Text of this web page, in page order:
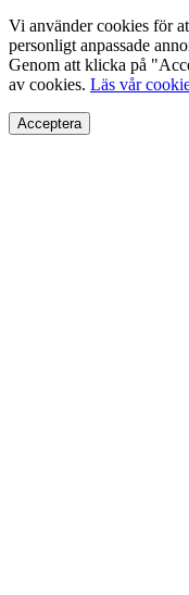
Vi använder cookies för
personligt anpassade
Genom att klicka på
av cookies. Läs vår
Acceptera